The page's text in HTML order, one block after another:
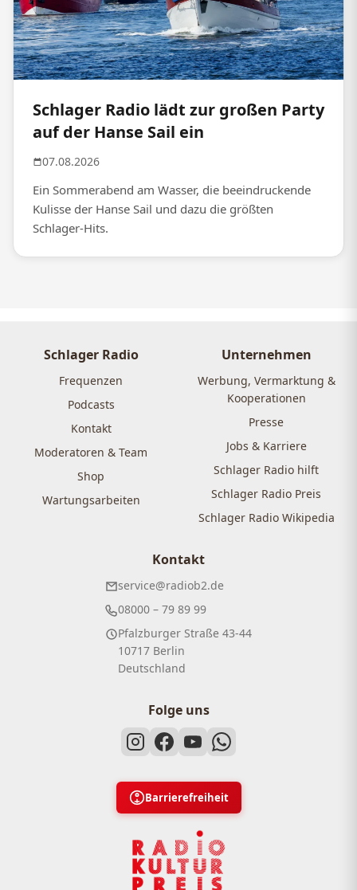
Schlager Radio lädt zur großen Party
auf der Hanse Sail ein
07.08.2026
Ein Sommerabend am Wasser, die beeindruckende
Kulisse der Hanse Sail und dazu die größten
Schlager-Hits.
Schlager Radio
Frequenzen
Podcasts
Kontakt
Moderatoren & Team
Shop
Wartungsarbeiten
Unternehmen
Werbung, Vermarktung &
Kooperationen
Presse
Jobs & Karriere
Schlager Radio hilft
Schlager Radio Preis
Schlager Radio Wikipedia
Kontakt
service@radiob2.de
08000 – 79 89 99
Pfalzburger Straße 43-44
10717 Berlin
Deutschland
Folge uns
Barrierefreiheit